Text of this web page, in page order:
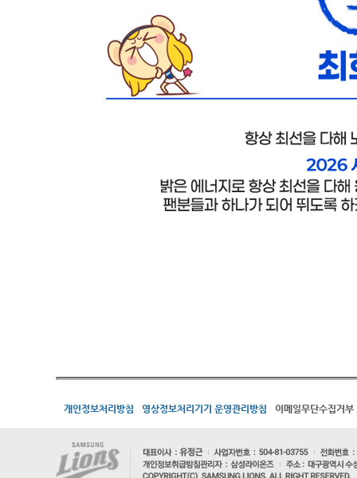
개인정보처리방침 영상정보처리기기 운영관리방침 이메일무단수집거부